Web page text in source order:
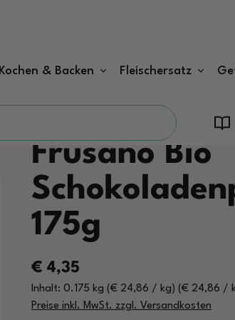
Kochen & Backen Fleischersatz
Frusano Bio
175g
Regulärer Preis:
€ 4,35
Inhalt: 0.175 kg (€ 24,86 / kg) (€ 24,86 /
Preise inkl. MwSt. zzgl. Versandkosten